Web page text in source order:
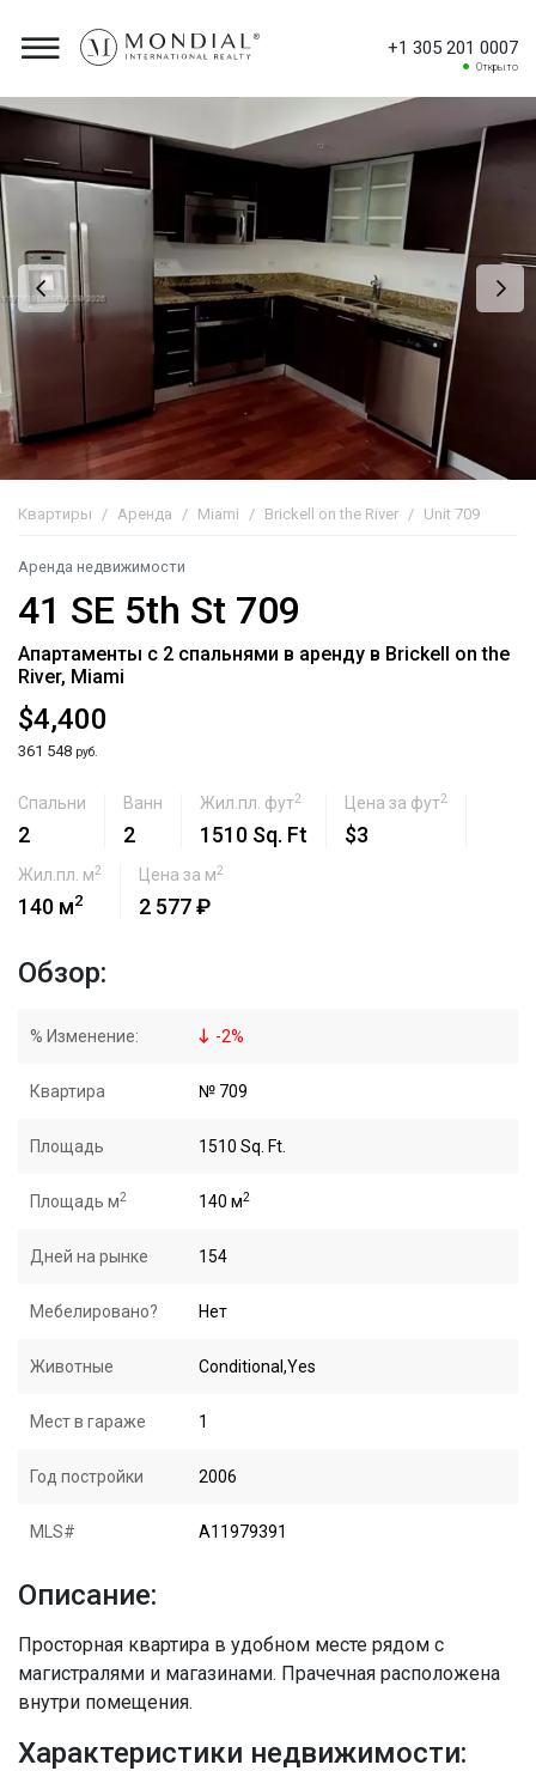
+1 305 201 0007
Открыто
Квартиры Аренда Miami Brickell on the River Unit 709
Аренда недвижимости
41 SE 5th St 709
Апартаменты с 2 спальнями в аренду в Brickell on the
River, Miami
$4,400
361 548 руб.
Спальни
2
Ванн
2
Жил.пл. фут2
1510 Sq. Ft
Цена за фут2
$3
Жил.пл. м2
140 м2
Цена за м2
2 577 ₽
Обзор:
% Изменение: -2%
Квартира № 709
Площадь 1510 Sq. Ft.
Площадь м2 140 м2
Дней на рынке 154
Мебелировано? Нет
Животные Conditional,Yes
Мест в гараже 1
Год постройки 2006
MLS# A11979391
Описание:
Просторная квартира в удобном месте рядом с
магистралями и магазинами. Прачечная расположена
внутри помещения.
Характеристики недвижимости: